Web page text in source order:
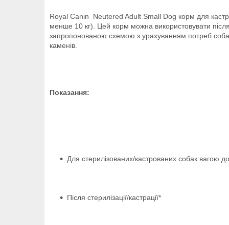
Royal Canin Neutered Adult Small Dog корм для
менше 10 кг). Цей корм можна використовувати після
запропонованою схемою з урахуванням потреб
каменів.
Показання:
Для стерилізованих/кастрованих собак вагою
Після стерилізації/кастрації*